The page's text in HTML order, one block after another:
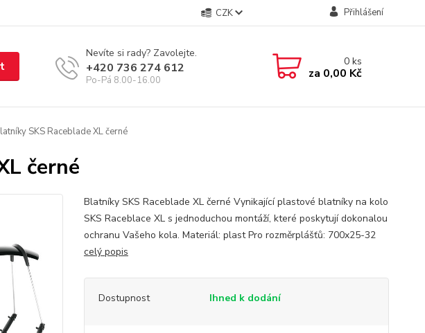
CZK Přihlášení
Nevíte si rady? Zavolejte.
+420 736 274 612
Po-Pá 8.00-16.00
0ks
za 0,00 Kč
SKS Raceblade XL černé
černé
Blatníky SKS Raceblade XL černé Vynikající plastové blatníky na kolo
SKS Raceblace XL s jednoduchou montáží, které poskytují dokonalou
ochranu Vašeho kola. Materiál: plast Pro rozměrplášťů: 700x25-32
celý popis
Dostupnost Ihned k dodání